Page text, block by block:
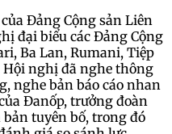
Đảng Cộng sản Liên
đại biểu các Đảng Cộng
Ba Lan, Rumani, Tiệp
Hội nghị đã nghe thông
nghe bản báo cáo nhan
Đanốp, trưởng đoàn
tuyên bố, trong đó